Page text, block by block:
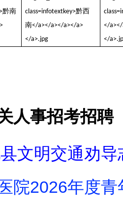
人事招考招聘
文明交通劝
院2026年度